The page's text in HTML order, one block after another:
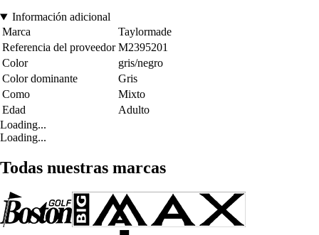
Información adicional
Marca
Taylormade
Referencia del proveedor M2395201
Color
gris/negro
Color dominante
Gris
Como
Mixto
Edad
Adulto
Loading...
Loading...
Todas nuestras marcas